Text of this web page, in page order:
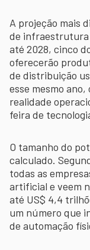
A projeção mais
de infraestrutura
até 2028, cinco
oferecerão
de distribuição
esse mesmo
realidade
feira de
O tamanho do
calculado.
todas as
artificial e veem
até US$ 4,4
um número que
de automação